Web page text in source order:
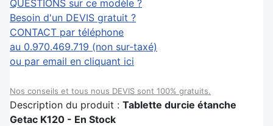
QUESTIONS sur ce modèle ?
Besoin d'un DEVIS gratuit ?
CONTACT par téléphone
au 0.970.469.719 (non sur-taxé)
ou par email en cliquant ici
Nos conseils et tous nous DEVIS sont 100% gratuits.
Description du produit : Tablette durcie étanche
Getac K120 - En Stock